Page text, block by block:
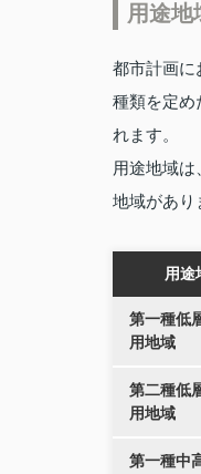
用途地
都市計画に
種類を定め
れます。
用途地域
地域があり
用途
第一種低
用地域
第二種低
用地域
第一種中